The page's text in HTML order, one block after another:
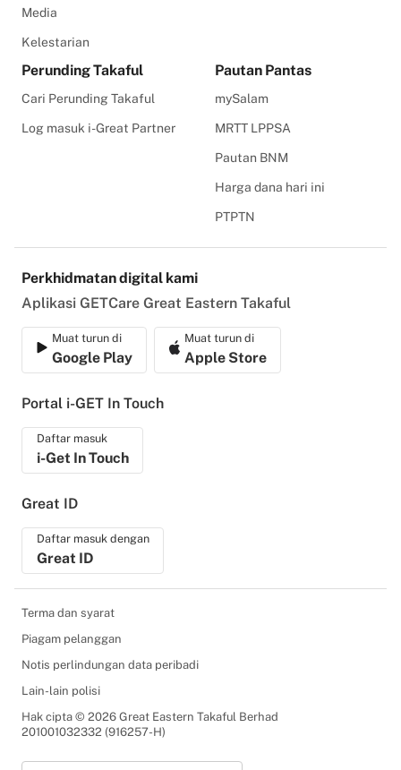
Media
Kelestarian
Perunding Takaful
Cari Perunding Takaful
Log masuk i-Great Partner
Pautan Pantas
mySalam
MRTT LPPSA
Pautan BNM
Harga dana hari ini
PTPTN
Perkhidmatan digital kami
Aplikasi GETCare Great Eastern Takaful
Muat turun di
Google Play
Muat turun di
Apple Store
Portal i-GET In Touch
Daftar masuk
i-Get In Touch
Great ID
Daftar masuk dengan
Great ID
Terma dan syarat
Piagam pelanggan
Notis perlindungan data peribadi
Lain-lain polisi
Hak cipta © 2026 Great Eastern Takaful Berhad
201001032332 (916257-H)